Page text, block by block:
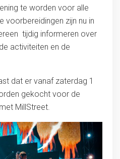
te worden voor alle
voorbereidingen zijn nu in
tijdig informeren over
activiteiten en de
dat er vanaf zaterdag 1
gekocht voor de
MillStreet.